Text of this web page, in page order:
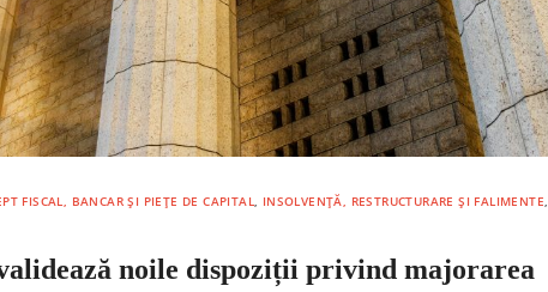
FISCAL, BANCAR ȘI PIEȚE DE CAPITAL, INSOLVENȚĂ, RESTRUCTURARE ȘI FALIMENTE,
noile dispoziții privind majorarea